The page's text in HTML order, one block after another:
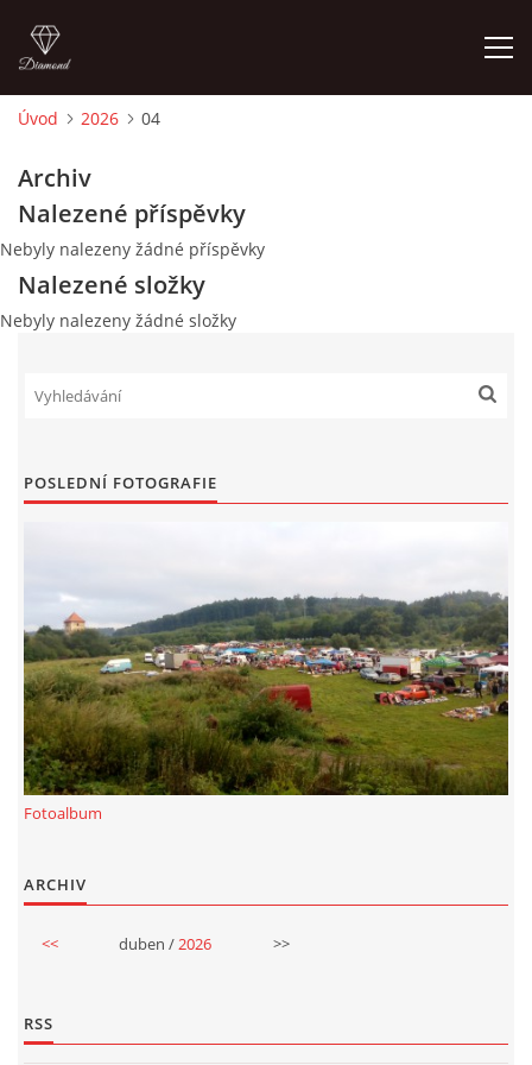
FOTOALBUM
TERMÍNY KONÁNÍ TRHŮ
MAPA
© 2026 eStránky.cz | RSS
Úvod 2026 04
Archiv
Nalezené příspěvky
Nebyly nalezeny žádné příspěvky
Nalezené složky
Nebyly nalezeny žádné složky
POSLEDNÍ FOTOGRAFIE
Fotoalbum
ARCHIV
<< duben /2026 >>
RSS